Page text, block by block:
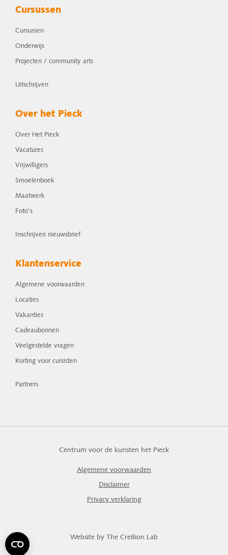
Cursussen
Cursussen
Onderwijs
Projecten / community arts
Uitschrijven
Over het Pieck
Over Het Pieck
Vacatures
Vrijwilligers
Smoelenboek
Maatwerk
Foto's
Inschrijven nieuwsbrief
Klantenservice
Algemene voorwaarden
Locaties
Vakanties
Cadeaubonnen
Veelgestelde vragen
Korting voor cursisten
Partners
Centrum voor de kunsten het Pieck
Algemene voorwaarden
Disclaimer
Privacy verklaring
Website by The Cre8ion.Lab